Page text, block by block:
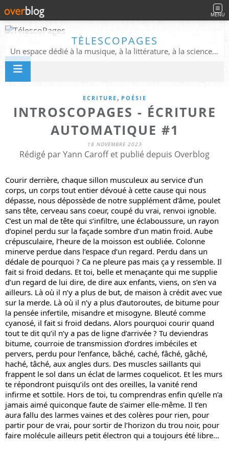
MENU
TÉLESCOPAGES
Un espace dédié à la musique, à la littérature, à la science, à la conscience, et au-delà
ECRITURE , POÉSIE
INTROSCOPAGES - ÉCRITURE
AUTOMATIQUE #1
18 NOVEMBRE 2023
Rédigé par Yann Caroff et publié depuis Overblog
Courir derrière, chaque sillon musculeux au service d’un
corps, un corps tout entier dévoué à cette cause qui nous
dépasse, nous dépossède de notre supplément d’âme, poulet
sans tête, cerveau sans coeur, coupé du vrai, renvoi ignoble.
C’est un mal de tête qui s’infiltre, une éclaboussure, un rayon
d’opinel perdu sur la façade sombre d’un matin froid. Aube
crépusculaire, l’heure de la moisson est oubliée. Colonne
minerve perdue dans l’espace d’un regard. Perdu dans un
dédale de pourquoi ? Ca ne pleure pas mais ça y ressemble. Il
fait si froid dedans. Et toi, belle et menaçante qui me supplie
d’un regard de lui dire, de dire aux enfants, viens, on s’en va
ailleurs. Là où il n’y a plus de but, de maison à crédit avec vue
sur la merde. Là où il n’y a plus d’autoroutes, de bitume pour
la pensée infertile, misandre et misogyne. Bleuté comme
cyanosé, il fait si froid dedans. Alors pourquoi courir quand
tout te dit qu’il n’y a pas de ligne d’arrivée ? Tu deviendras
bitume, courroie de transmission d’ordres imbéciles et
pervers, perdu pour l’enfance, bâché, caché, fâché, gâché,
haché, tâché, aux angles durs. Des muscles saillants qui
frappent le sol dans un éclat de larmes coquelicot. Et les murs
te répondront puisqu’ils ont des oreilles, la vanité rend
infirme et sottile. Hors de toi, tu comprendras enfin qu’elle n’a
jamais aimé quiconque faute de s’aimer elle-même. Il t’en
aura fallu des larmes vaines et des colères pour rien, pour
partir pour de vrai, pour sortir de l’horizon du trou noir, pour
faire molécule ailleurs petit électron qui a toujours été libre…